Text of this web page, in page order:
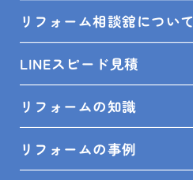
リフォーム相談舘について
LINEスピード見積
リフォームの知識
リフォームの事例